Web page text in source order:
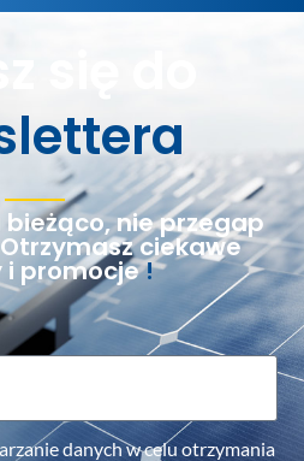
się do
bieżąco, nie przegap
ciekawe
i promocje!
danych w celu otrzymania